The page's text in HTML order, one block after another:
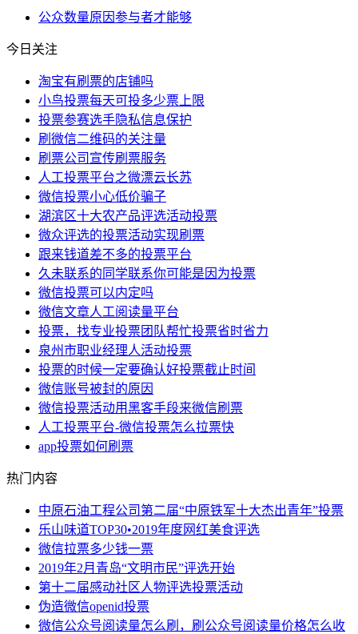
公众数量原因参与者才能够
今日关注
淘宝有刷票的店铺吗
小鸟投票每天可投多少票上限
投票参赛选手隐私信息保护
刷微信二维码的关注量
刷票公司宣传刷票服务
人工投票平台之微漂云长苏
微信投票小心低价骗子
湖滨区十大农产品评选活动投票
微众评选的投票活动实现刷票
跟来钱道差不多的投票平台
久未联系的同学联系你可能是因为投票
微信投票可以内定吗
微信文章人工阅读量平台
投票，找专业投票团队帮忙投票省时省力
泉州市职业经理人活动投票
投票的时候一定要确认好投票截止时间
微信账号被封的原因
微信投票活动用黑客手段来微信刷票
人工投票平台-微信投票怎么拉票快
app投票如何刷票
热门内容
中原石油工程公司第二届“中原铁军十大杰出青年”投票
乐山味道TOP30•2019年度网红美食评选
微信拉票多少钱一票
2019年2月青岛“文明市民”评选开始
第十二届感动社区人物评选投票活动
伪造微信openid投票
微信公众号阅读量怎么刷，刷公众号阅读量价格怎么收